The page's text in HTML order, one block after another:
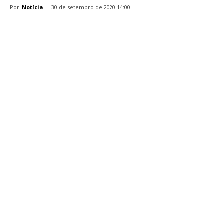
Por Notícia - 30 de setembro de 2020 14:00